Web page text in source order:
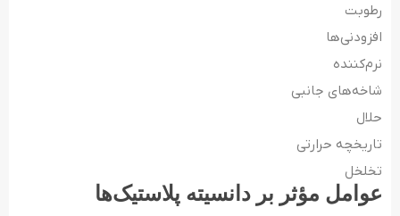
رطوبت
افزودنی‌ها
نرم‌کننده
شاخه‌های جانبی
حلال
تاریخچه حرارتی
تخلخل
عوامل مؤثر بر دانسیته پلاستیک‌ها